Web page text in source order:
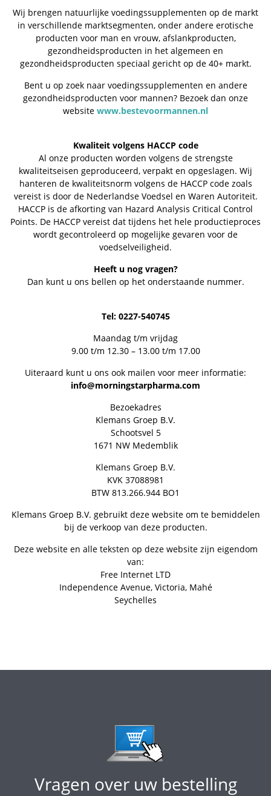
Wij brengen natuurlijke voedingssupplementen op de markt
in verschillende marktsegmenten, onder andere erotische
producten voor man en vrouw, afslankproducten,
gezondheidsproducten in het algemeen en
gezondheidsproducten speciaal gericht op de 40+ markt.
Bent u op zoek naar voedingssupplementen en andere
gezondheidsproducten voor mannen? Bezoek dan onze
website www.bestevoormannen.nl
Kwaliteit volgens HACCP code
Al onze producten worden volgens de strengste
kwaliteitseisen geproduceerd, verpakt en opgeslagen. Wij
hanteren de kwaliteitsnorm volgens de HACCP code zoals
vereist is door de Nederlandse Voedsel en Waren Autoriteit.
HACCP is de afkorting van Hazard Analysis Critical Control
Points. De HACCP vereist dat tijdens het hele productieproces
wordt gecontroleerd op mogelijke gevaren voor de
voedselveiligheid.
Heeft u nog vragen?
Dan kunt u ons bellen op het onderstaande nummer.
Tel: 0227-540745
Maandag t/m vrijdag
9.00 t/m 12.30 – 13.00 t/m 17.00
Uiteraard kunt u ons ook mailen voor meer informatie:
info@morningstarpharma.com
Bezoekadres
Klemans Groep B.V.
Schootsvel 5
1671 NW Medemblik
Klemans Groep B.V.
KVK 37088981
BTW 813.266.944 BO1
Klemans Groep B.V. gebruikt deze website om te bemiddelen
bij de verkoop van deze producten.
Deze website en alle teksten op deze website zijn eigendom
van:
Free Internet LTD
Independence Avenue, Victoria, Mahé
Seychelles
Vragen over uw bestelling